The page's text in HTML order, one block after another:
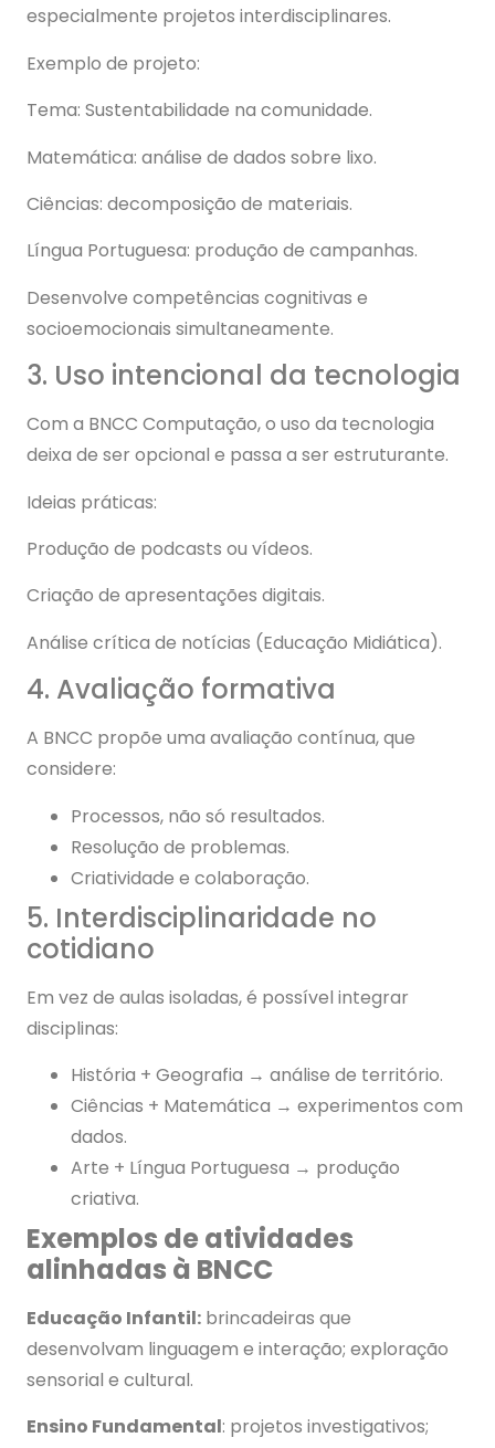
especialmente projetos interdisciplinares.
Exemplo de projeto:
Tema: Sustentabilidade na comunidade.
Matemática: análise de dados sobre lixo.
Ciências: decomposição de materiais.
Língua Portuguesa: produção de campanhas.
Desenvolve competências cognitivas e
socioemocionais simultaneamente.
3. Uso intencional da tecnologia
Com a BNCC Computação, o uso da tecnologia
deixa de ser opcional e passa a ser estruturante.
Ideias práticas:
Produção de podcasts ou vídeos.
Criação de apresentações digitais.
Análise crítica de notícias (Educação Midiática).
4. Avaliação formativa
A BNCC propõe uma avaliação contínua, que
considere:
Processos, não só resultados.
Resolução de problemas.
Criatividade e colaboração.
5. Interdisciplinaridade no
cotidiano
Em vez de aulas isoladas, é possível integrar
disciplinas:
História + Geografia → análise de território.
Ciências + Matemática → experimentos com
dados.
Arte + Língua Portuguesa → produção
criativa.
Exemplos de atividades
alinhadas à BNCC
Educação Infantil: brincadeiras que
desenvolvam linguagem e interação; exploração
sensorial e cultural.
Ensino Fundamental: projetos investigativos;